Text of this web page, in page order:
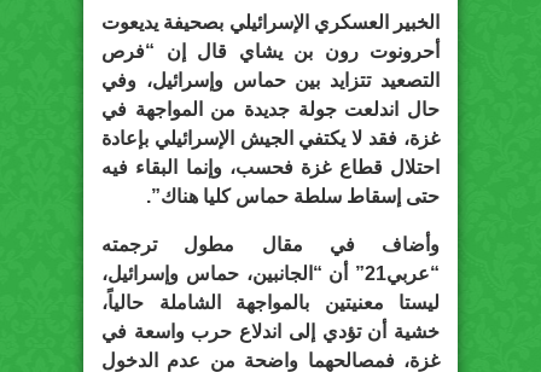
الخبير العسكري الإسرائيلي بصحيفة يديعوت
أحرونوترون بن يشاي قال إن “فرص
التصعيد تتزايد بين حماس وإسرائيل، وفي
حال اندلعت جولة جديدة من المواجهة في
غزة، فقد لا يكتفي الجيش الإسرائيلي بإعادة
احتلال قطاع غزة فحسب، وإنما البقاء فيه
حتى إسقاط سلطة حماس كليا هناك”.
وأضاف في مقال مطول ترجمته
“عربي21
” أن “الجانبين، حماس وإسرائيل،
ليستا معنيتين بالمواجهة الشاملة حالياً،
خشية أن تؤدي إلى اندلاع حرب واسعة في
غزة، فمصالحهما واضحة من عدم الدخول